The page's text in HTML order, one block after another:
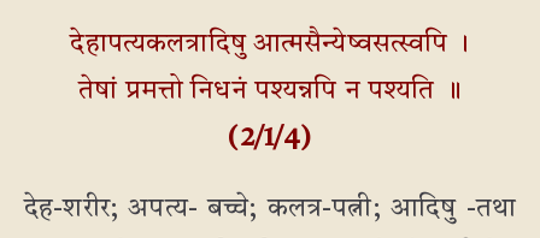
देहापत्यकलत्रादिषु आत्मसैन्येष्वसत्स्वपि ।
तेषां प्रमत्तो निधनं पश्यन्नपि न पश्यति ॥
(2/1/4)
देह-शरीर; अपत्य- बच्चे; कलत्र-पत्नी; आदिषु -तथा